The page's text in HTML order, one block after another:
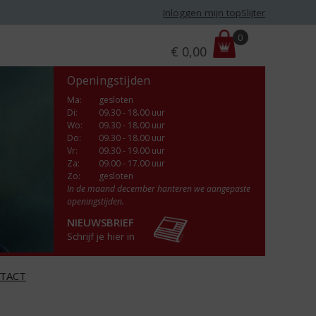
Inloggen mijn topSlijter
r
i
€ 0,00
0
Openingstijden
Ma:
gesloten
Di:
09.30 - 18.00 uur
Wo:
09.30 - 18.00 uur
Do:
09.30 - 18.00 uur
Vr:
09.30 - 19.00 uur
Za:
09.00 - 17.00 uur
Zo:
gesloten
In de maand december hanteren we aangepaste
openingstijden.
NIEUWSBRIEF
Schrijf je hier in